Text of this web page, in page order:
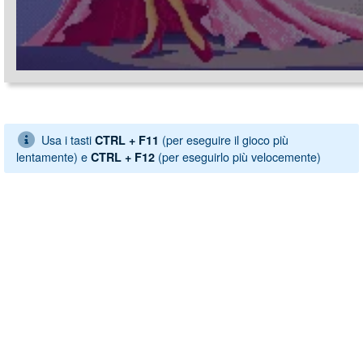
Usa i tasti CTRL + F11 (per eseguire il gioco più
lentamente) e CTRL + F12 (per eseguirlo più velocemente)